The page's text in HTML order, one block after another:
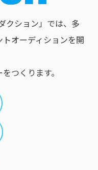
クション」では、多
オーディションを開
つくります。